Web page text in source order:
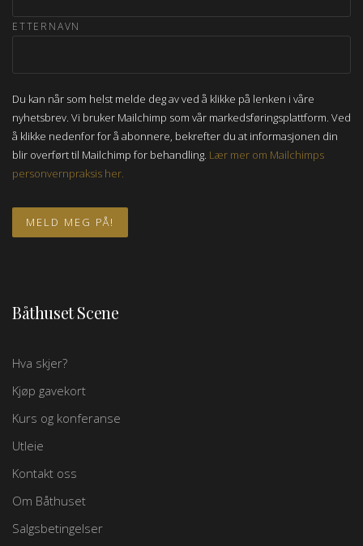
ETTERNAVN
Du kan når som helst melde deg av ved å klikke på lenken i våre
nyhetsbrev. Vi bruker Mailchimp som vår markedsføringsplattform. Ved
å klikke nedenfor for å abonnere, bekrefter du at informasjonen din
blir overført til Mailchimp for behandling. Lær mer om Mailchimps
personvernpraksis her.
Båthuset Scene
Hva skjer?
Kjøp gavekort
Kurs og konferanse
Utleie
Kontakt oss
Om Båthuset
Salgsbetingelser